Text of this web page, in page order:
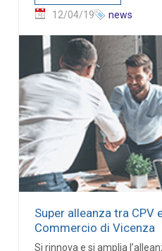
12/04/19 news
Super alleanza tra CPV
Commercio di Vicenza
Si rinnova e si amplia